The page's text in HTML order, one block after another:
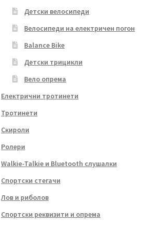
Детски велосипеди
Велосипеди на електричен погон
Balance Bike
Детски трицикли
Вело опрема
Електрични тротинети
Тротинети
Скироли
Ролери
Walkie-Talkie и Bluetooth слушалки
Спортски стегачи
Лов и риболов
Спортски реквизити и опрема